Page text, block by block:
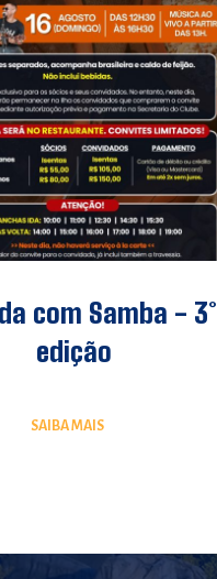
com Samba - 3°
edição
SAIBA MAIS